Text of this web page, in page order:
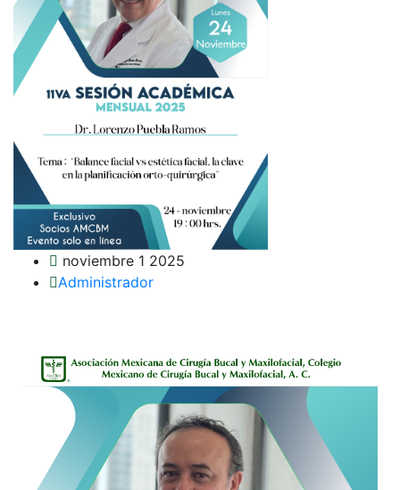
noviembre 1 2025
Administrador